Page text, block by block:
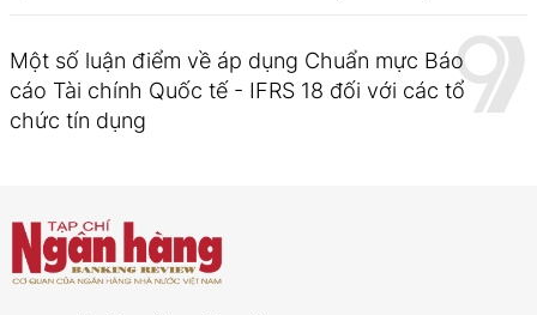
Một số luận điểm về áp dụng Chuẩn mực Báo
cáo Tài chính Quốc tế - IFRS 18 đối với các tổ
chức tín dụng